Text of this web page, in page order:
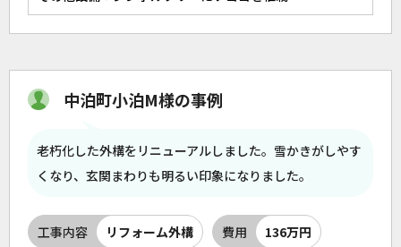
中泊町小泊M様の事例
老朽化した外構をリニューアルしました。雪かきがしやす
くなり、玄関まわりも明るい印象になりました。
工事内容 リフォーム外構 費用 136万円